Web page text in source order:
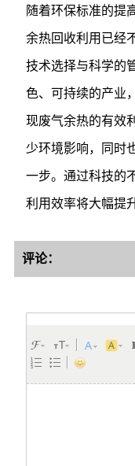
随着环保标准的提
余热回收利用已经
技术选择与科学的
色、可持续的产业
现废气余热的有效
少环境影响，同时
一步。通过科技的
利用效率将大幅提
评论：